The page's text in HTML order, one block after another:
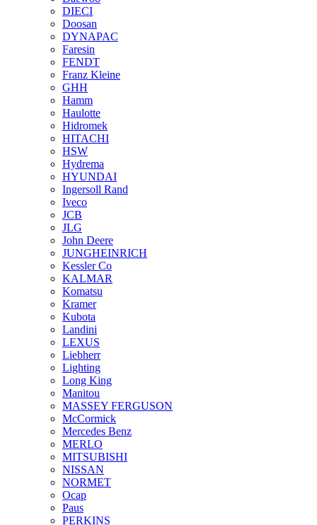
DIECI
Doosan
DYNAPAC
Faresin
FENDT
Franz Kleine
GHH
Hamm
Haulotte
Hidromek
HITACHI
HSW
Hydrema
HYUNDAI
Ingersoll Rand
Iveco
JCB
JLG
John Deere
JUNGHEINRICH
Kessler Co
KALMAR
Komatsu
Kramer
Kubota
Landini
LEXUS
Liebherr
Lighting
Long King
Manitou
MASSEY FERGUSON
McCormick
Mercedes Benz
MERLO
MITSUBISHI
NISSAN
NORMET
Ocap
Paus
PERKINS